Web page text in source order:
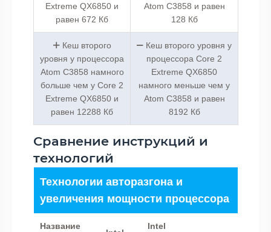
Extreme QX6850 и
равен 672 Кб
Atom C3858 и равен
128 Кб
Кеш второго
уровня у процессора
Atom C3858 намного
больше чем у Core 2
Extreme QX6850 и
равен 12288 Кб
Кеш второго уровня у
процессора Core 2
Extreme QX6850
намного меньше чем у
Atom C3858 и равен
8192 Кб
Сравнение инструкций и
технологий
Технологии авторазгона и
увеличения мощности процессора
Название Intel